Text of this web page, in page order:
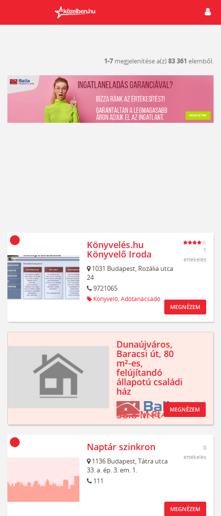
1-7 megjelenítése a(z)83 361 elemből.
Könyvelés.hu
Könyvelő Iroda
1031 Budapest, Rozália utca
24
9721065
Könyvelő, Adótanácsadó
1
értékelés
MEGNÉZEM
Dunaújváros,
Baracsi út, 80
m²-es,
felújítandó
állapotú családi
ház
38.8 M Ft MEGNÉZEM
Naptár szinkron
1136 Budapest,Tátra utca
33. a. ép. 3. em. 1.
111
0
értékelés
MEGNÉZEM